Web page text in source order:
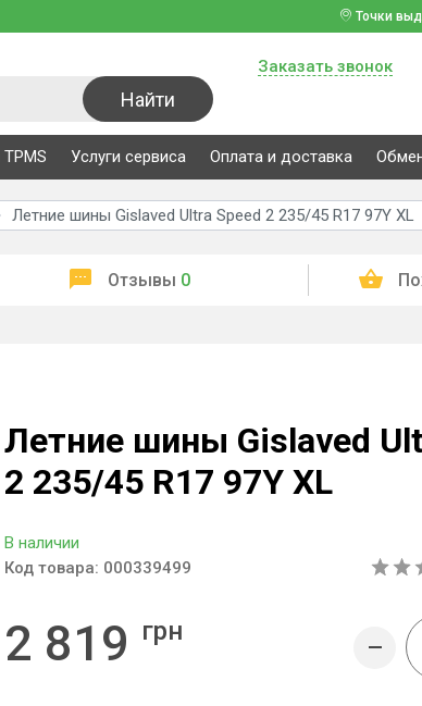
Точки
Найти
Заказать звонок
Услуги сервиса Оплата и доставка
Летние шины Gislaved Ultra Speed 2 235/45 R17 97Y XL
Отзывы 0
Летние шины Gislaved
2 235/45 R17 97Y XL
В наличии
Код товара: 000339499
2 819 грн